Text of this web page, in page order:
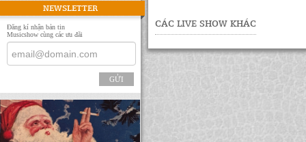
NEWSLETTER
Đăng kí nhận bản tin
Musicshow cùng các ưu đãi
GỬI
CÁC LIVE SHOW KHÁC